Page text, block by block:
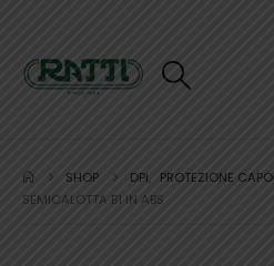
SHOP DPI PROTEZIONE CAPO
SEMICALOTTA B1 IN ABS